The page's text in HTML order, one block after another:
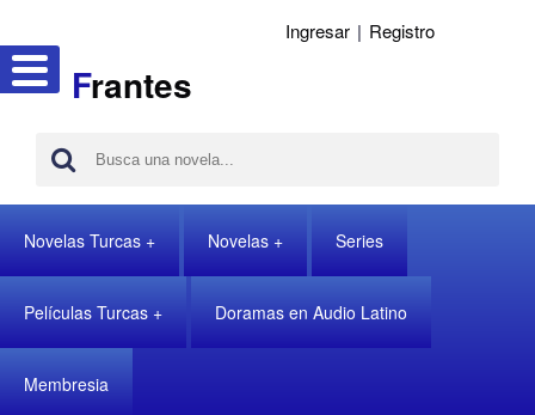
Frantes
Ingresar | Registro
Novelas Turcas Novelas Series
Películas Turcas Doramas en Audio Latino
Membresia